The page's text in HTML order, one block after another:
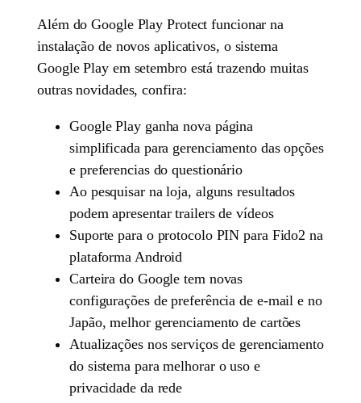
Além do Google Play Protect funcionar na
instalação de novos aplicativos, o sistema
Google Play em setembro está trazendo muitas
outras novidades, confira:
Google Play ganha nova página
simplificada para gerenciamento das opções
e preferencias do questionário
Ao pesquisar na loja, alguns resultados
podem apresentar trailers de vídeos
Suporte para o protocolo PIN para Fido2 na
plataforma Android
Carteira do Google tem novas
configurações de preferência de e-mail e no
Japão, melhor gerenciamento de cartões
Atualizações nos serviços de gerenciamento
do sistema para melhorar o uso e
privacidade da rede